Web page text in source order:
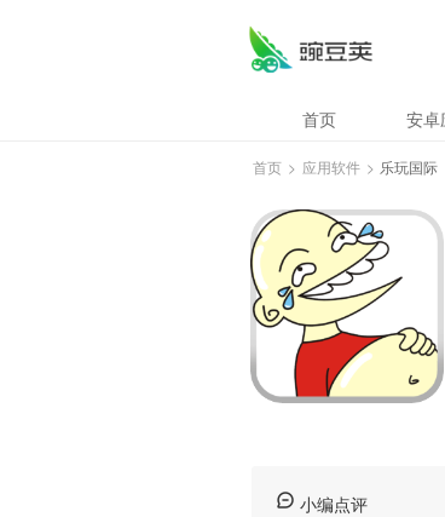
首页 安卓
首页 > 应用软件 > 乐玩国际
小编点评